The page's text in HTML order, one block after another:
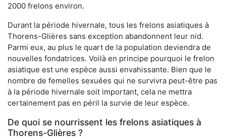
2000 frelons environ.
Durant la période hivernale, tous les frelons asiatiques à
Thorens-Glières sans exception abandonnent leur nid.
Parmi eux, au plus le quart de la population deviendra de
nouvelles fondatrices. Voilà en principe pourquoi le frelon
asiatique est une espèce aussi envahissante. Bien que le
nombre de femelles sexuées qui ne survivra peut-être pas
à la période hivernale soit important, cela ne mettra
certainement pas en péril la survie de leur espèce.
De quoi se nourrissent les frelons asiatiques à
Thorens-Glières ?